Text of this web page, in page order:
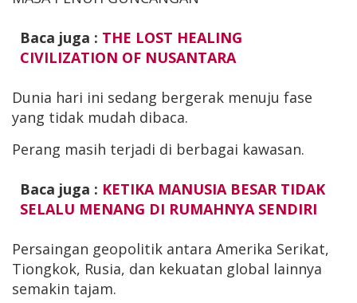
Baca juga : THE LOST HEALING
CIVILIZATION OF NUSANTARA
Dunia hari ini sedang bergerak menuju fase
yang tidak mudah dibaca.
Perang masih terjadi di berbagai kawasan.
Baca juga : KETIKA MANUSIA BESAR TIDAK
SELALU MENANG DI RUMAHNYA SENDIRI
Persaingan geopolitik antara Amerika Serikat,
Tiongkok, Rusia, dan kekuatan global lainnya
semakin tajam.